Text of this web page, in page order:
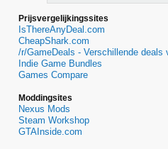
Prijsvergelijkingssites
IsThereAnyDeal.com
CheapShark.com
/r/GameDeals - Verschillende deals
Indie Game Bundles
Games Compare
Moddingsites
Nexus Mods
Steam Workshop
GTAInside.com